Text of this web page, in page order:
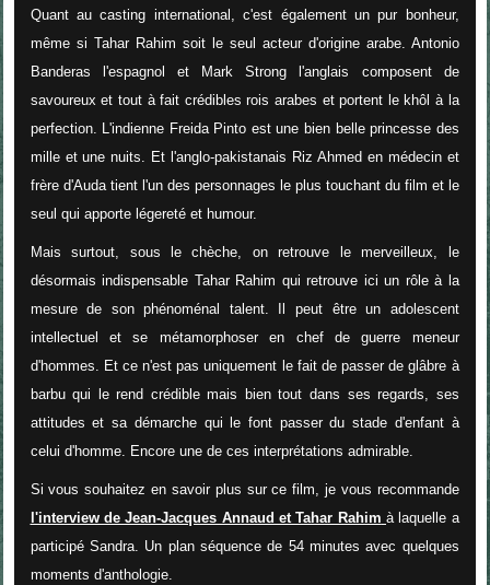
Quant au casting international, c'est également un pur bonheur,
même si Tahar Rahim soit le seul acteur d'origine arabe. Antonio
Banderas l'espagnol et Mark Strong l'anglais composent de
savoureux et tout à fait crédibles rois arabes et portent le khôl à la
perfection. L'indienne Freida Pinto est une bien belle princesse des
mille et une nuits. Et l'anglo-pakistanais Riz Ahmed en médecin et
frère d'Auda tient l'un des personnages le plus touchant du film et le
seul qui apporte légereté et humour.
Mais surtout, sous le chèche, on retrouve l e merveilleux, le
désormais indispensable Tahar Rahim qui retrouve ici un rôle à la
mesure de son phénoménal talent. Il peut être un adolescent
intellectuel et se métamorphoser en chef de guerre meneur
d'hommes. Et ce n'est pas uniquement le fait de passer de glâbre à
barbu qui le rend crédible mais bien tout dans ses regards, ses
attitudes et sa démarche qui le font passer du stade d'enfant à
celui d'homme. Encore une de ces interprétations admirable.
Si vous souhaitez en savoir plus sur ce film, je vous recommande
l'interview de Jean-Jacques Annaud et Tahar Rahim à laquelle a
participé Sandra. Un plan séquence de 54 minutes avec quelques
moments d'anthologie.